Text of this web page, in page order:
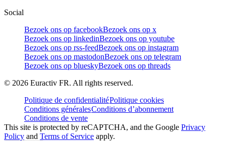
Social
Bezoek ons op facebookBezoek ons op x
Bezoek ons op linkedinBezoek ons op youtube
Bezoek ons op rss-feedBezoek ons op instagram
Bezoek ons op mastodonBezoek ons op telegram
Bezoek ons op blueskyBezoek ons op threads
© 2026 Euractiv FR. All rights reserved.
Politique de confidentialitéPolitique cookies
Conditions généralesConditions d’abonnement
Conditions de vente
This site is protected by reCAPTCHA, and the Google Privacy
Policy and Terms of Service apply.